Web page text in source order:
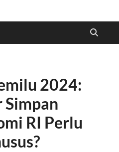
2024:
Simpan
RI Perlu